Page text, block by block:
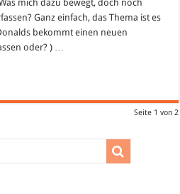
mich dazu bewegt, doch noch
Ganz einfach, das Thema ist es
bekommt einen neuen
oder? ) …
Seite 1 von 2